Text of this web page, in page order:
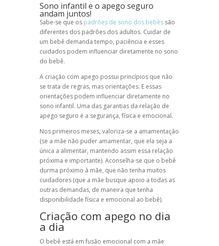
Sono infantil e o apego seguro
andam juntos!
Sabe-se que os padrões de sono dos bebêssão
diferentes dos padrões dos adultos. Cuidar de
um bebê demanda tempo, paciência e esses
cuidados podem influenciar diretamente no sono
do bebê.
A criação com apego possui princípios que não
se trata de regras, mas orientações. E essas
orientações podem influenciar diretamente no
sono infantil. Uma das garantias da relação de
apego seguro é a segurança, física e emocional.
Nos primeiros meses, valoriza-se a amamentação
(se a mãe não puder amamentar, que ela seja a
única a alimentar, mantendo assim essa relação
próxima e importante). Aconselha-se que o bebê
durma próximo à mãe, que não tenha muitos
cuidadores (que a mãe busque apoio a todas as
outras demandas, de maneira que tenha
disponibilidade física e emocional ao bebê).
Criação com apego no dia
a dia
O bebê está em fusão emocional com a mãe